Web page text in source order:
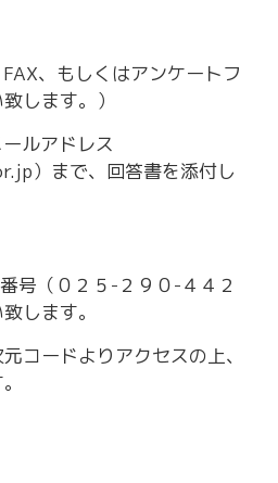
、もしくはアンケートフ
します。）
ルアドレス
）まで、回答書を添付し
号（０２５-２９０-４４２
します。
コードよりアクセスの上、